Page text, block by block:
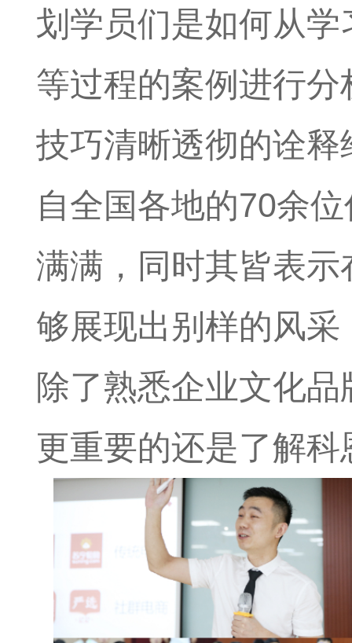
划学员们是如何从
等过程的案例进行
技巧清晰透彻的诠
自全国各地的70余
满满，同时其皆表
够展现出别样的风
除了熟悉企业文化
更重要的还是了解